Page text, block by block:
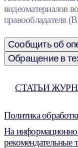
видеоматериалов
правообладателя
Сообщить об
Обращение в
СТАТЬИ
Политика
На
рекомендательные